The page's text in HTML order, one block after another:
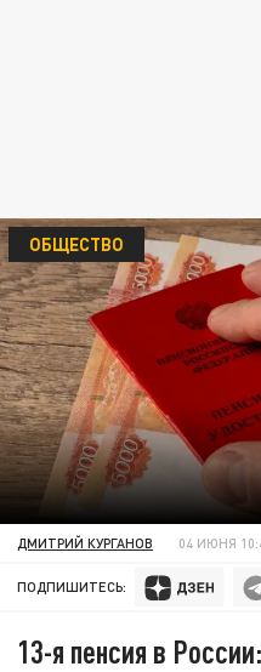
ОБЩЕСТВО
ДМИТРИЙ КУРГАНОВ 04 ИЮНЯ
ПОДПИШИТЕСЬ:
13-я пенсия в